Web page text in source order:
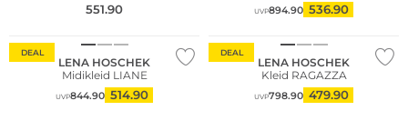
551.90 UVP894.90 536.90
DEAL
LENA HOSCHEK
Midikleid LIANE
UVP844.90 514.90
DEAL
LENA HOSCHEK
Kleid RAGAZZA
UVP798.90 479.90